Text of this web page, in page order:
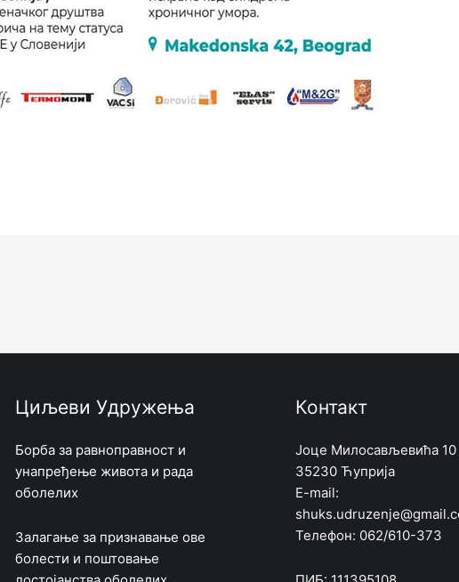
Циљеви Удружења
Борбa за равноправност и
унапређење живота и рада
оболелих
Залагање за признавање ове
болести и поштовање
Контакт
Јоце Милосављевића 10
35230 Ћуприја
E-mail:
Телефон: 062/610-373